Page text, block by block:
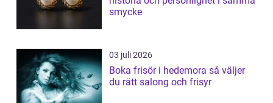
smycke
03 juli 2026
Boka frisör i hedemora så väljer
du rätt salong och frisyr